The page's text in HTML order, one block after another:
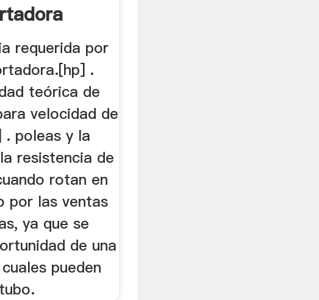
requerida por
.
teórica de
velocidad de
poleas y la
resistencia de
rotan en
por las ventas
ya que se
de una
pueden